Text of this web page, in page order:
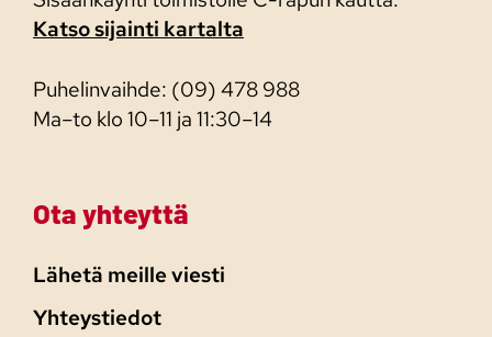
Katso sijainti kartalta
Puhelinvaihde: (09) 478 988
Ma–to klo 10–11 ja 11:30–14
Ota yhteyttä
Lähetä meille viesti
Yhteystiedot